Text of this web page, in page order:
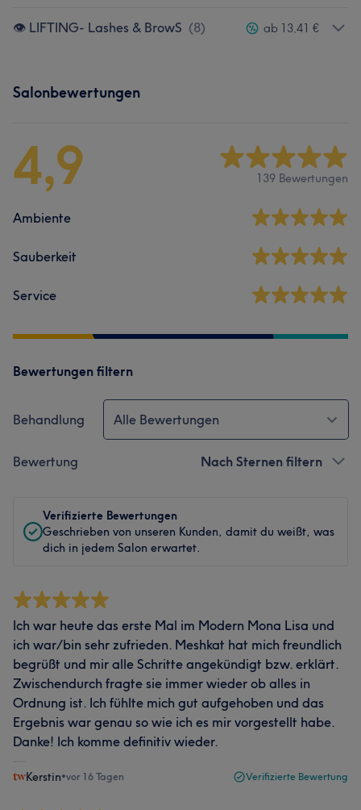
👁️ LIFTING- Lashes & BrowS (8) ab 13,41 €
Salonbewertungen
4,9 139 Bewertungen
Ambiente
Sauberkeit
Service
Bewertungen filtern
Behandlung Alle Bewertungen
Bewertung Nach Sternen filtern
Verifizierte Bewertungen
Geschrieben von unseren Kunden, damit du weißt, was
dich in jedem Salon erwartet.
Ich war heute das erste Mal im Modern Mona Lisa und
ich war/bin sehr zufrieden. Meshkat hat mich freundlich
begrüßt und mir alle Schritte angekündigt bzw. erklärt.
Zwischendurch fragte sie immer wieder ob alles in
Ordnung ist. Ich fühlte mich gut aufgehoben und das
Ergebnis war genau so wie ich es mir vorgestellt habe.
Danke! Ich komme definitiv wieder.
Kerstin•vor 16 Tagen Verifizierte Bewertung